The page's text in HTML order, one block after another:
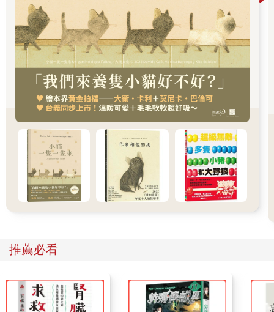
戶座大星雲，也肯定你會這麼做。你果真抬頭看了。這下子，我
很確定自己一步步正確無誤地順著你的思路走。再來，昨天的
《博物館報》裡，有一大篇批評尚堤耶的諷刺文，拐彎抹角地挖
苦那個修鞋匠，說他一穿起高筒靴演戲，就連名字都改了，其中
並引用了一句我們很常聊到的拉丁文：
Perdidit antiquum litera prima sonum.（第一個字母不發原來的
此前我就跟你說過，這句話指的是獵戶星座Orion，從前的拼法是
Urion；而且，我的解釋帶著幾分挖苦，我知道你一定還記得。所
以，顯然你必定會把獵戶星座和尚堤耶這兩個概念連接起來。我
從你嘴角浮現的那抹微笑，就曉得你真的把這兩個概念合起來
了。你想到那位可憐鞋匠的犧牲。一直到那一刻之前，你都駝著
背走路，不過，這下子，我發現你不駝背了，身子直挺挺的。隨
後我才確定你想到了尚堤耶的矮小身材。到了這個節骨眼，我才
打斷了你的沉思默想，說那傢伙（尚堤耶）既然實際上個兒相當
矮小，在綜藝劇院的表現會更好才是。｣
離奇血案
今晨三點左右，聖侯許區睡夢中的居民，被一連串可怕的尖叫聲
驚醒。那叫聲明顯是從莫爾格街某棟屋子五樓發出來的。據知，
屋裡只住著一位萊斯帕那耶夫人和她的女兒卡蜜耶．萊斯帕那耶
小姐。事發不久後，由於無法順利以一般方式進屋，於是，八到
推薦必看